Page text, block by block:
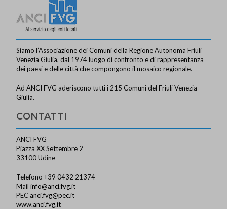
Siamo l’Associazione dei Comuni della Regione Autonoma Friuli
Venezia Giulia, dal 1974 luogo di confronto e di rappresentanza
dei paesi e delle città che compongono il mosaico regionale.
Ad ANCI FVG aderiscono tutti i 215 Comuni del Friuli Venezia
Giulia.
CONTATTI
ANCI FVG
Piazza XX Settembre 2
33100 Udine
Telefono +39 0432 21374
Mailinfo@anci.fvg.it
PEC anci.fvg@pec.it
www.anci.fvg.it